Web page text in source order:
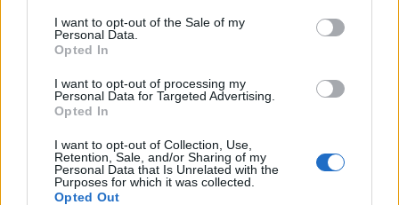
consent section.
I want to opt-out of the Sale of my
Personal Data.
Opted In
I want to opt-out of processing my
Personal Data for Targeted Advertising.
Opted In
I want to opt-out of Collection, Use,
Retention, Sale, and/or Sharing of my
Personal Data that Is Unrelated with the
Purposes for which it was collected.
Opted Out
γέμισε η Ιταλίδα»: Η λεπτομέρεια που κανείς δεν
ανέφερε
Ταξιδιώτης πάει διακοπές στην Πάρο για... έναν
μήνα - «Έχω εγώ τον τρόπο»
Ο πραγματικός λόγος της τουρκικής «απόβασης»
στο Αιγαίο: Γιατί προτιμούν τα ελληνικά νησιά